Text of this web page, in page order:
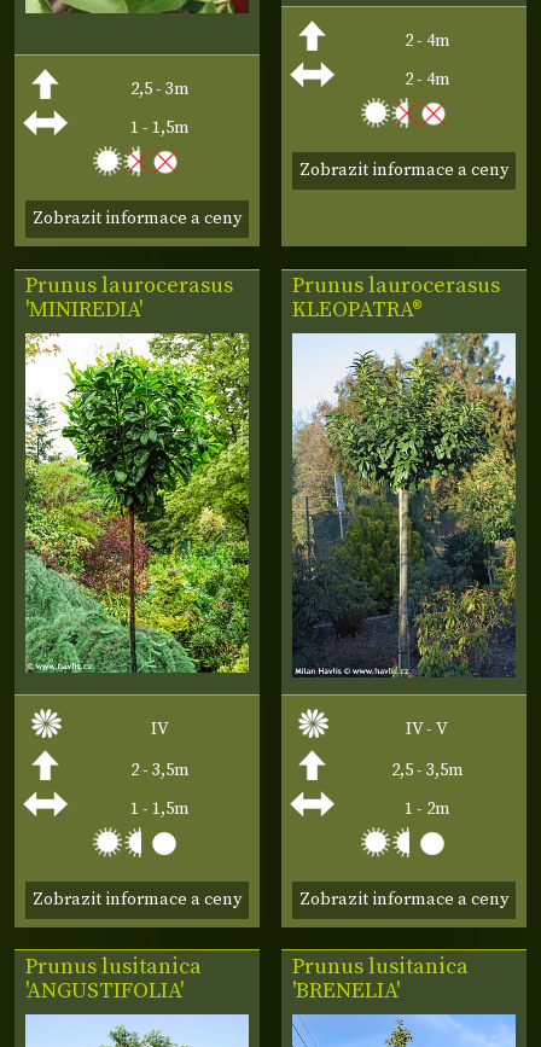
2,5 - 3m
1 - 1,5m
Zobrazit informace a ceny
2 - 4m
2 - 4m
Zobrazit informace a ceny
Prunus laurocerasus
'MINIREDIA'
IV
2 - 3,5m
1 - 1,5m
Zobrazit informace a ceny
Prunus laurocerasus
KLEOPATRA®
IV - V
2,5 - 3,5m
1 - 2m
Zobrazit informace a ceny
Prunus lusitanica
'ANGUSTIFOLIA'
Prunus lusitanica
'BRENELIA'